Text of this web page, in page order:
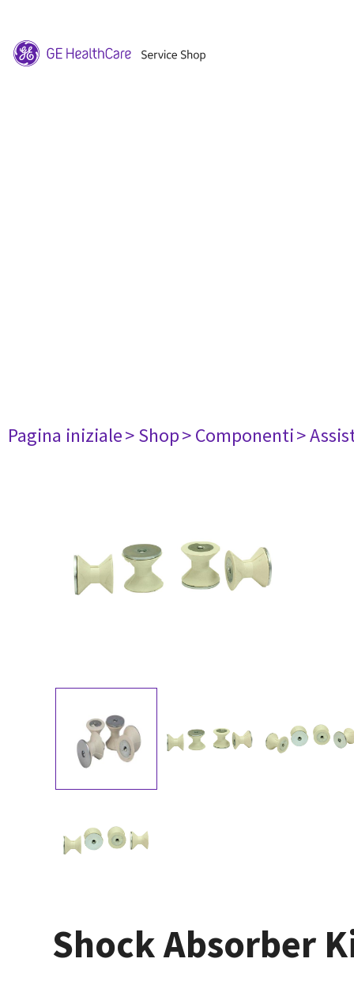
Pagina iniziale> Shop> Componenti>
Shock Absorber